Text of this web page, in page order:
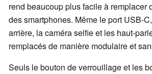
rend beaucoup plus facile à remplacer
des smartphones. Même le port USB-
arrière, la caméra selfie et les haut-
remplacés de manière modulaire et
Seuls le bouton de verrouillage et les